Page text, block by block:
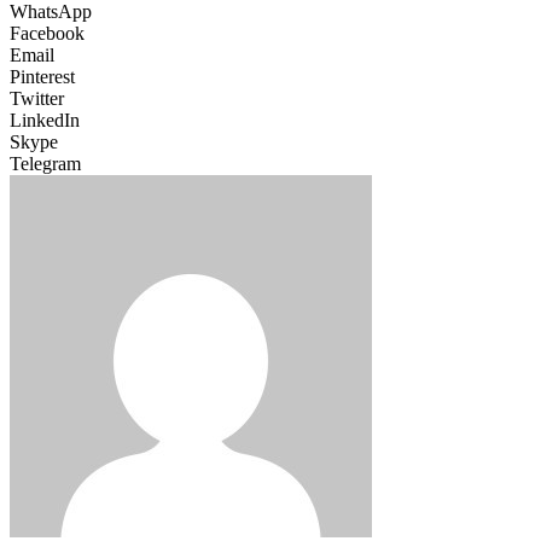
WhatsApp
Facebook
Email
Pinterest
Twitter
LinkedIn
Skype
Telegram